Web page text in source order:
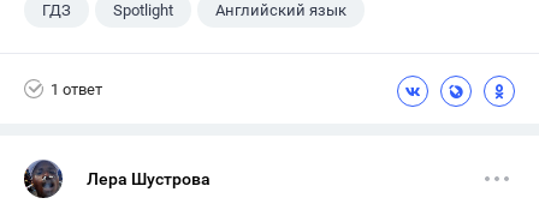
ГДЗ Spotlight Английский язык
1 ответ
Лера Шустрова